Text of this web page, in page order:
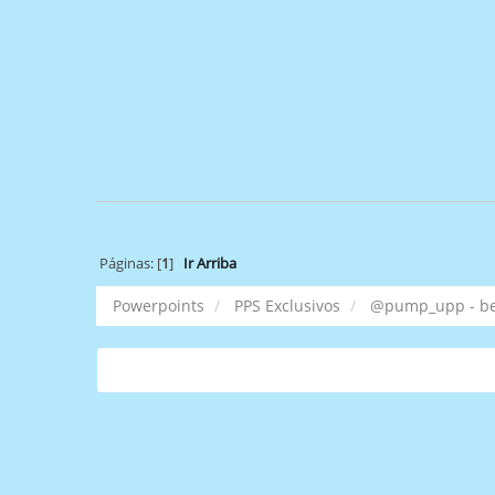
Páginas: [1] Ir Arriba
Powerpoints PPS Exclusivos @pump_upp -